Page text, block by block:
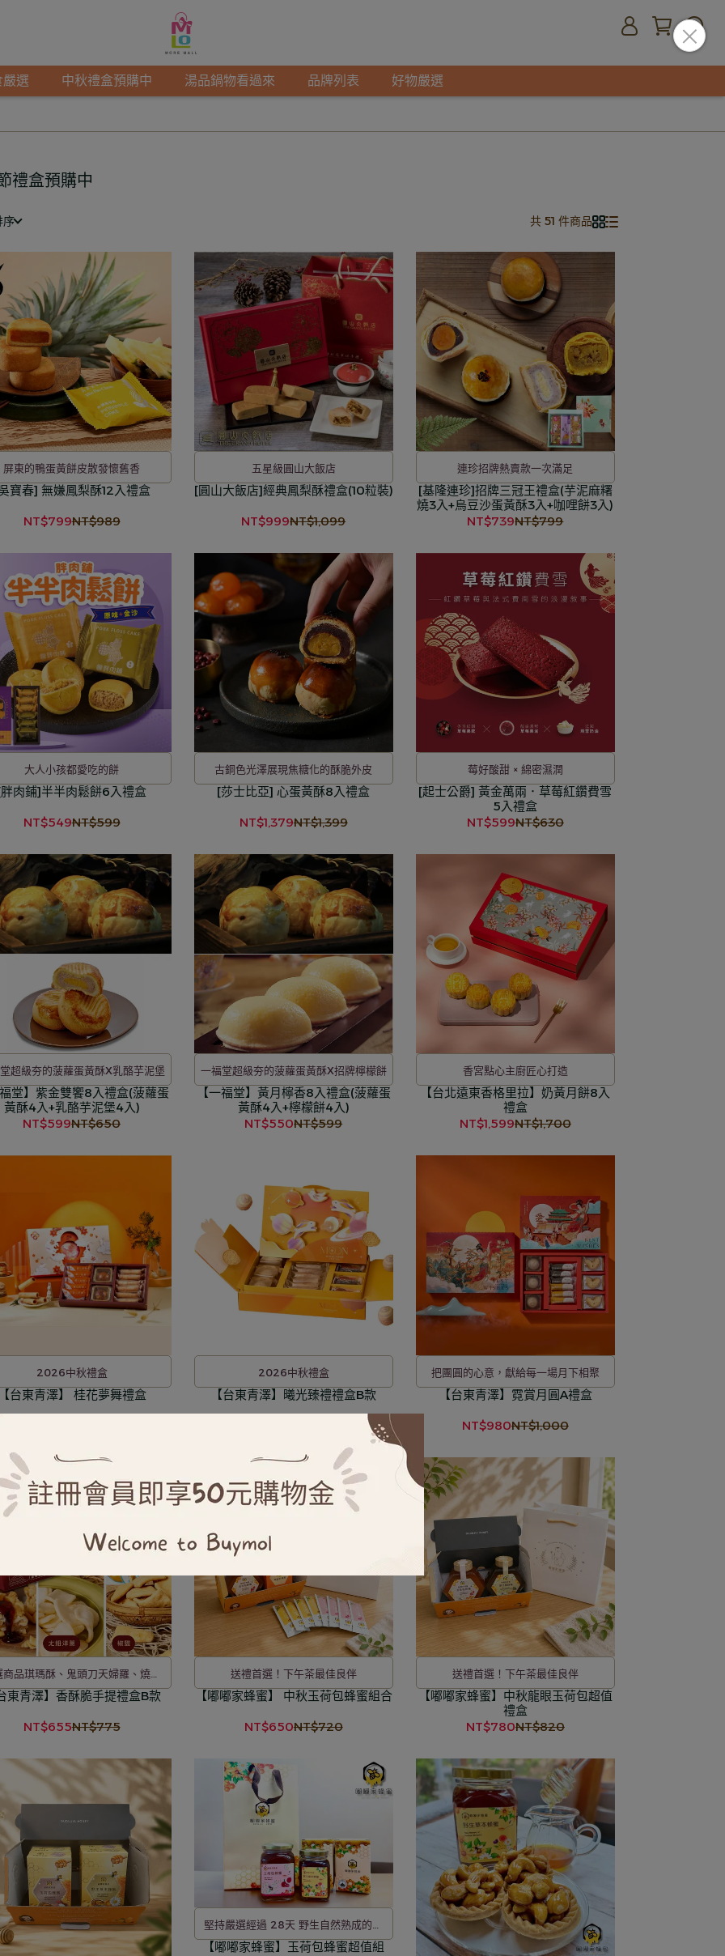
選 中秋禮盒預購中 湯品鍋物看過來 品牌列表 好物嚴選
禮盒預購中
序 共 51 件商品
屏東的鴨蛋黃餅皮散發懷舊香
寶春] 無嫌鳳梨酥12入禮盒
NT$799NT$989
五星級圓山大飯店
[圓山大飯店]經典鳳梨酥禮盒(10粒裝)
NT$999NT$1,099
連珍招牌熱賣款一次滿足
[基隆連珍]招牌三冠王禮盒(芋泥麻糬
燒3入+烏豆沙蛋黃酥3入+咖哩餅3入)
NT$739NT$799
大人小孩都愛吃的餅
肉鋪]半半肉鬆餅6入禮盒
NT$549NT$599
古銅色光澤展現焦糖化的酥脆外皮
[莎士比亞] 心蛋黃酥8入禮盒
NT$1,379NT$1,399
莓好酸甜 × 綿密濕潤
[起士公爵] 黃金萬兩．草莓紅鑽費雪
5入禮盒
NT$599NT$630
超級夯的菠蘿蛋黃酥X乳酪芋泥堡
堂】紫金雙饗8入禮盒(菠蘿蛋
黃酥4入+乳酪芋泥堡4入)
NT$599NT$650
一福堂超級夯的菠蘿蛋黃酥X招牌檸檬餅
【一福堂】黃月檸香8入禮盒(菠蘿蛋
黃酥4入+檸檬餅4入)
NT$550NT$599
香宮點心主廚匠心打造
【台北遠東香格里拉】奶黃月餅8入
禮盒
NT$1,599NT$1,700
2026中秋禮盒
台東青澤】 桂花夢舞禮盒
2026中秋禮盒
【台東青澤】曦光臻禮禮盒B款
把團圓的心意，獻給每一場月下相聚
【台東青澤】霓賞月圓A禮盒
NT$980NT$1,000
商品琪瑪酥、鬼頭刀天婦羅、燒蝦
餅
東青澤】香酥脆手提禮盒B款
NT$655NT$775
送禮首選！下午茶最佳良伴
【嘟嘟家蜂蜜】 中秋玉荷包蜂蜜組合
NT$650NT$720
送禮首選！下午茶最佳良伴
【嘟嘟家蜂蜜】中秋龍眼玉荷包超值
禮盒
NT$780NT$820
堅持嚴選經過 28天 野生自然熟成的好
蜂蜜
【嘟嘟家蜂蜜】玉荷包蜂蜜超值組